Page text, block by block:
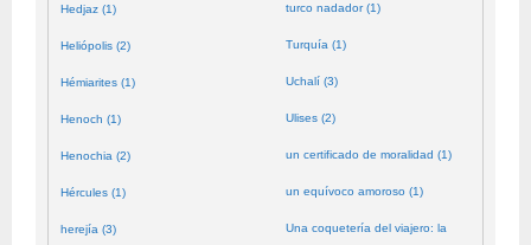
Hedjaz (1)
Heliópolis (2)
Hémiarites (1)
Henoch (1)
Henochia (2)
Hércules (1)
herejía (3)
turco nadador (1)
Turquía (1)
Uchalí (3)
Ulises (2)
un certificado de moralidad (1)
un equívoco amoroso (1)
Una coquetería del viajero: la